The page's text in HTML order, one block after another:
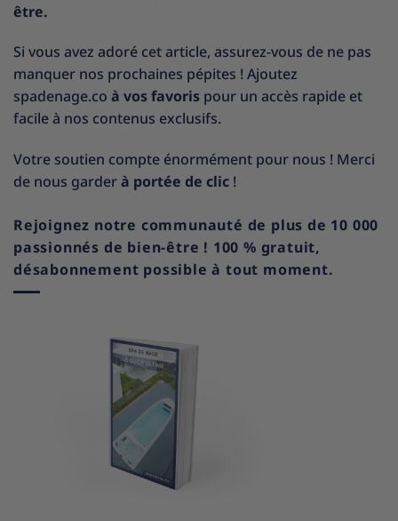
être.
Si vous avez adoré cet article, assurez-vous de ne pas
manquer nos prochaines pépites ! Ajoutez
spadenage.co à vos favoris pour un accès rapide et
facile à nos contenus exclusifs.
Votre soutien compte énormément pour nous ! Merci
de nous garderà portée de clic !
Rejoignez notre communauté de plus de 10 000
passionnés de bien-être ! 100 % gratuit,
désabonnement possible à tout moment.